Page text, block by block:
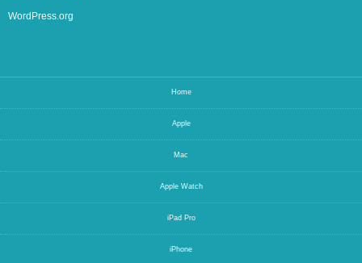
WordPress.org
Home
Apple
Mac
Apple Watch
iPad Pro
iPhone